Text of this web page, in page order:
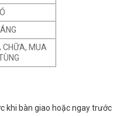
CHỮA, MUA
khi bàn giao hoặc ngay trước